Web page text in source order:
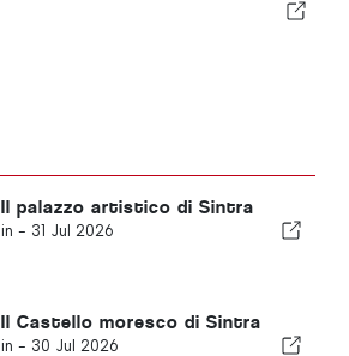
Il palazzo artistico di Sintra
in - 31 Jul 2026
Il Castello moresco di Sintra
in - 30 Jul 2026